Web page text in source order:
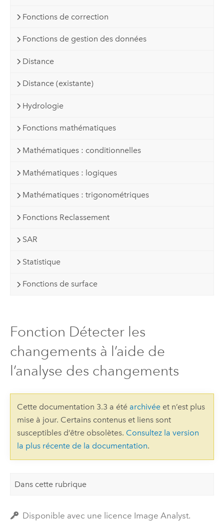
Fonctions de correction
Fonctions de gestion des données
Distance
Distance (existante)
Hydrologie
Fonctions mathématiques
Mathématiques : conditionnelles
Mathématiques : logiques
Mathématiques : trigonométriques
Fonctions Reclassement
SAR
Statistique
Fonctions de surface
Fonction Détecter les
changements à l’aide de
l’analyse des changements
Cette documentation 3.3 a été archivéeet n’est plus
mise à jour. Certains contenus et liens sont
susceptibles d’être obsolètes. Consultez la version
la plus récente de la documentation.
Dans cette rubrique
Disponible avec une licence Image Analyst.